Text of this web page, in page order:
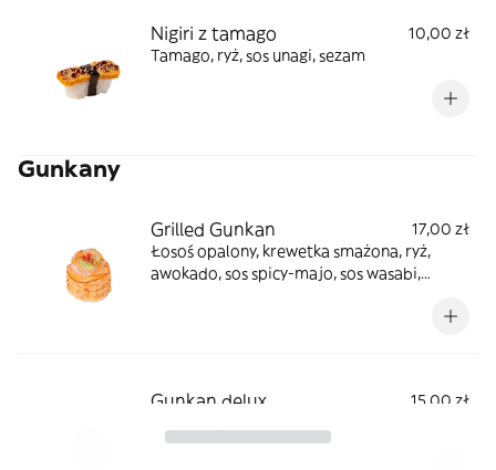
Nigiri z tamago
10,00 zł
Tamago, ryż, sos unagi, sezam
Gunkany
Grilled Gunkan
17,00 zł
Łosoś opalony, krewetka smażona, ryż,
awokado, sos spicy-majo, sos wasabi,
Gunkan delux
15,00 zł